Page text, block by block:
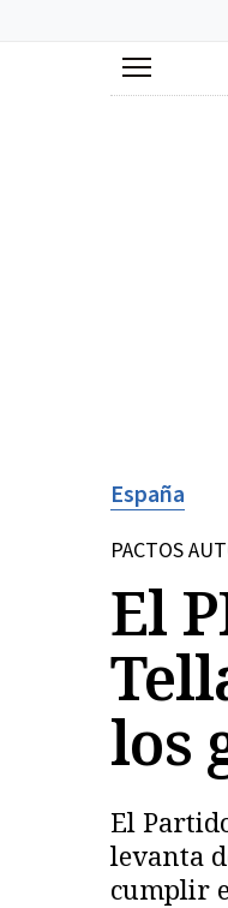
Menú
España
PACTOS
El
los
El
levanta
cumplir